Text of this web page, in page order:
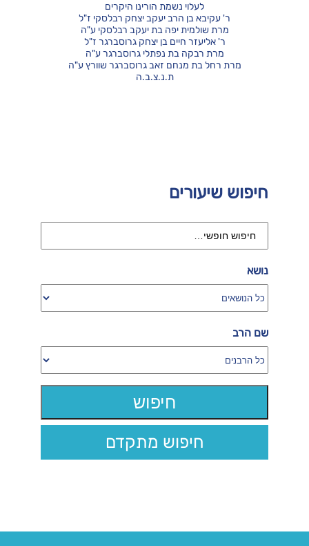
חיפוש שיעורים
נושא
שם הרב
חיפוש מתקדם
לעלוי נשמת הורינו היקרים
ר' עקיבא בן הרב יעקב יצחק רבלסקי ז"ל
מרת שולמית יפה בת יעקב רבלסקי ע"ה
ר' אליעזר חיים בן יצחק גרוסברגר ז"ל
מרת רבקה בת נפתלי גרוסברגר ע"ה
מרת רחל בת מנחם זאב גרוסברגר שוורץ ע"ה
ת.נ.צ.ב.ה